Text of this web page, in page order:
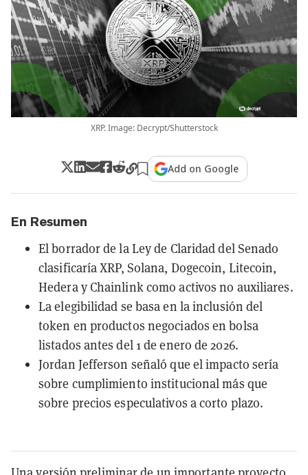
XRP. Image: Decrypt/Shutterstock
Add on Google
En Resumen
El borrador de la Ley de Claridad del Senado
clasificaría XRP, Solana, Dogecoin, Litecoin,
Hedera y Chainlink como activos no auxiliares.
La elegibilidad se basa en la inclusión del
token en productos negociados en bolsa
listados antes del 1 de enero de 2026.
Jordan Jefferson señaló que el impacto sería
sobre cumplimiento institucional más que
sobre precios especulativos a corto plazo.